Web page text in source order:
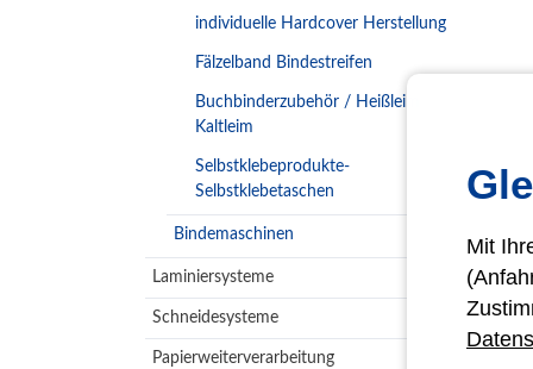
individuelle Hardcover Herstellung
Fälzelband Bindestreifen
Buchbinderzubehör / Heißleim
Kaltleim
Selbstklebeprodukte-
Selbstklebetaschen
Bindemaschinen
Laminiersysteme
Schneidesysteme
Papierweiterverarbeitung
Mit